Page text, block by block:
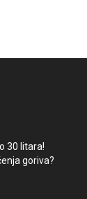
30 litara!
goriva?